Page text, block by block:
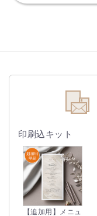
印刷込キット
【追加用】メニュ